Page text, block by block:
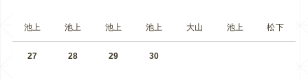
池上 池上 池上 池上 大山 池上 松下
27 28 29 30